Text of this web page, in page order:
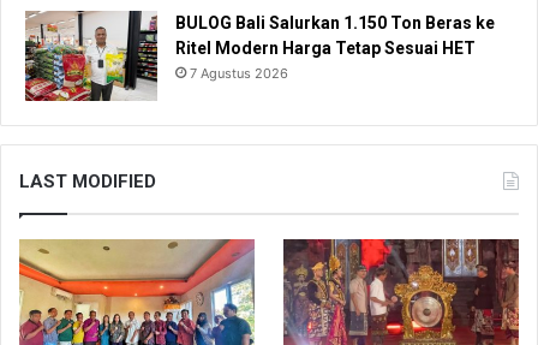
BULOG Bali Salurkan 1.150 Ton Beras ke
Ritel Modern Harga Tetap Sesuai HET
7 Agustus 2026
LAST MODIFIED